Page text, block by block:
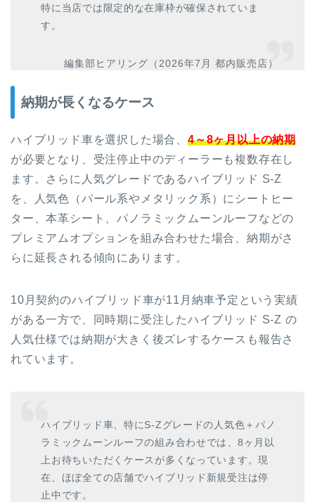
特に当店では限定的な在庫枠が確保されていま
す。
編集部ヒアリング（2026年7月 都内販売店）
納期が長くなるケース
ハイブリッド車を選択した場合、 4～8ヶ月以上の納期
が必要となり、受注停止中のディーラーも複数存在し
ます。さらに人気グレードであるハイブリッド S-Z
を、人気色（パール系やメタリック系）にシートヒー
ター、本革シート、パノラミックムーンルーフなどの
プレミアムオプションを組み合わせた場合、納期がさ
らに延長される傾向にあります。
10月契約のハイブリッド車が11月納車予定という実績
がある一方で、同時期に受注したハイブリッド S-Z の
人気仕様では納期が大きく後ズレするケースも報告さ
れています。
ハイブリッド車、特にS-Zグレードの人気色＋パノ
ラミックムーンルーフの組み合わせでは、8ヶ月以
上お待ちいただくケースが多くなっています。現
在、ほぼ全ての店舗でハイブリッド新規受注は停
止中です。